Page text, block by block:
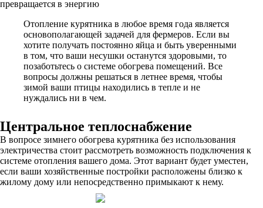
превращается в энергию
Отопление курятника в любое время года является
основополагающей задачей для фермеров. Если вы
хотите получать постоянно яйца и быть уверенными
в том, что ваши несушки останутся здоровыми, то
позаботьтесь о системе обогрева помещений. Все
вопросы должны решаться в летнее время, чтобы
зимой ваши птицы находились в тепле и не
нуждались ни в чем.
Центральное теплоснабжение
В вопросе зимнего обогрева курятника без использования
электричества стоит рассмотреть возможность подключения к
системе отопления вашего дома. Этот вариант будет уместен,
если ваши хозяйственные постройки расположены близко к
жилому дому или непосредственно примыкают к нему.